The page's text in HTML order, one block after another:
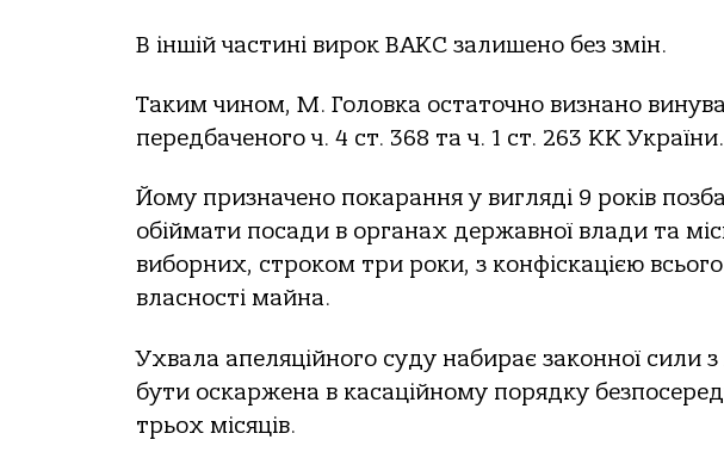
В іншій частині вирок ВАКС залишено без змін.
Таким чином, М. Головка остаточно визнано
передбаченого ч. 4 ст. 368 та ч. 1 ст. 263 КК України.
Йому призначено покарання у вигляді 9 років
обіймати посади в органах державної влади та
виборних, строком три роки, з конфіскацією
власності майна.
Ухвала апеляційного суду набирає законної
бути оскаржена в касаційному порядку
трьох місяців.